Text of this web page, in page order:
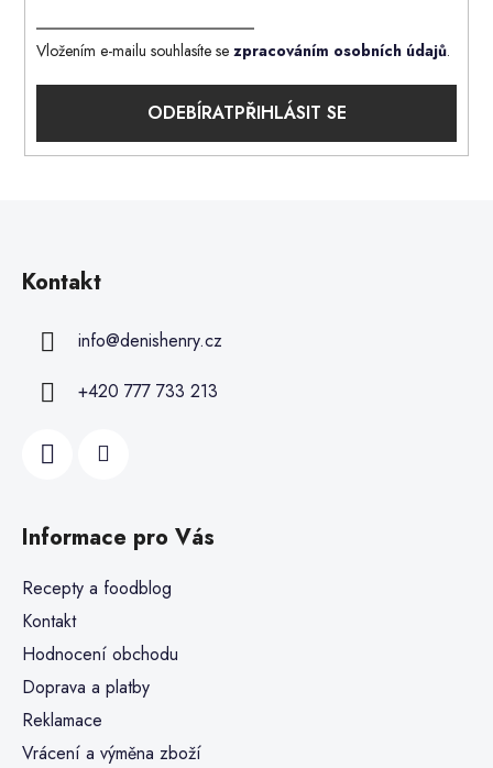
Vložením e-mailu souhlasíte se zpracováním osobních údajů.
PŘIHLÁSIT SE
Kontakt
info@denishenry.cz
+420 777 733 213
Informace pro Vás
Recepty a foodblog
Kontakt
Hodnocení obchodu
Doprava a platby
Reklamace
Vrácení a výměna zboží